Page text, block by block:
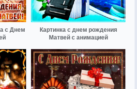
с Днем
Картинка с днем рождения
Матвей с анимацией